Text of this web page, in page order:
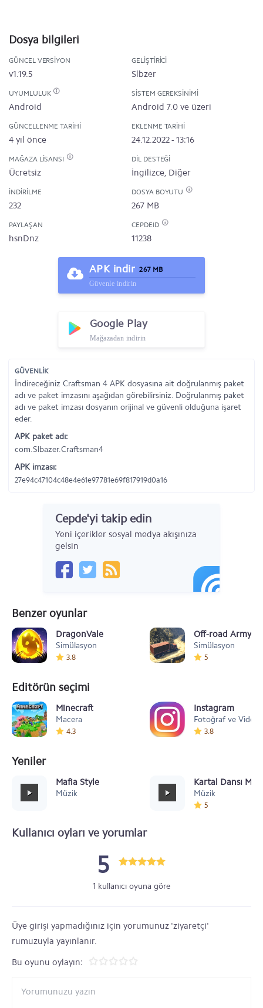
Dosya bilgileri
GÜNCEL VERSIYON
v1.19.5
GELIŞTIRICI
Slbzer
UYUMLULUK
Android
SISTEM GEREKSINIMI
Android 7.0 ve üzeri
GÜNCELLENME TARIHI
4 yıl önce
EKLENME TARIHI
24.12.2022 - 13:16
MAĞAZA LISANSI
Ücretsiz
DIL DESTEĞI
İngilizce, Diğer
İNDIRILME
232
DOSYA BOYUTU
267 MB
PAYLAŞAN
hsnDnz
CEPDEID
11238
APK indir 267 MB
Güvenle indirin
Google Play
Mağazadan indirin
GÜVENLİK
İndireceğiniz Craftsman 4 APK dosyasına ait doğrulanmış paket
adı ve paket imzasını aşağıdan görebilirsiniz. Doğrulanmış paket
adı ve paket imzası dosyanın orijinal ve güvenli olduğuna işaret
eder.
APK paket adı:
com.Slbazer.Craftsman4
APK imzası:
27e94c47104c48e4e61e97781e69f817919d0a16
Cepde'yi takip edin
Yeni içerikler sosyal medya akışınıza
gelsin
Benzer oyunlar
DragonVale
Simülasyon
3.8
Off-road Army
Simülasyon
5
Editörün seçimi
Minecraft
Macera
4.3
Instagram
Fotoğraf ve Video
3.8
Yeniler
Mafia Style
Müzik
Kartal Dansı
Müzik
5
Kullanıcı oyları ve yorumlar
5
1 kullanıcı oyuna göre
Üye girişi yapmadığınız için yorumunuz 'ziyaretçi'
rumuzuyla yayınlanır.
Bu oyunu oylayın: